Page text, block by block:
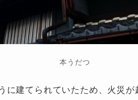
本うだつ
に建てられていたため、火災